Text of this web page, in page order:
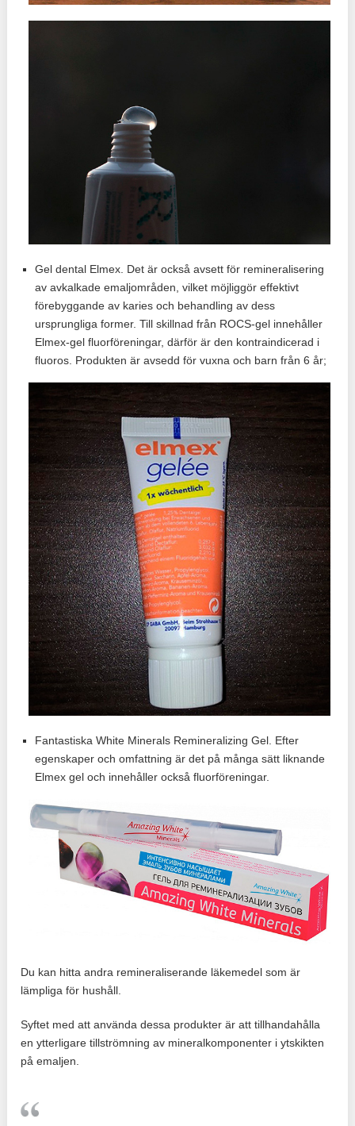
Gel dental Elmex. Det är också avsett för remineralisering
av avkalkade emaljområden, vilket möjliggör effektivt
förebyggande av karies och behandling av dess
ursprungliga former. Till skillnad från ROCS-gel innehåller
Elmex-gel fluorföreningar, därför är den kontraindicerad i
fluoros. Produkten är avsedd för vuxna och barn från 6 år;
Fantastiska White Minerals Remineralizing Gel. Efter
egenskaper och omfattning är det på många sätt liknande
Elmex gel och innehåller också fluorföreningar.
Du kan hitta andra remineraliserande läkemedel som är
lämpliga för hushåll.
Syftet med att använda dessa produkter är att tillhandahålla
en ytterligare tillströmning av mineralkomponenter i ytskikten
på emaljen.